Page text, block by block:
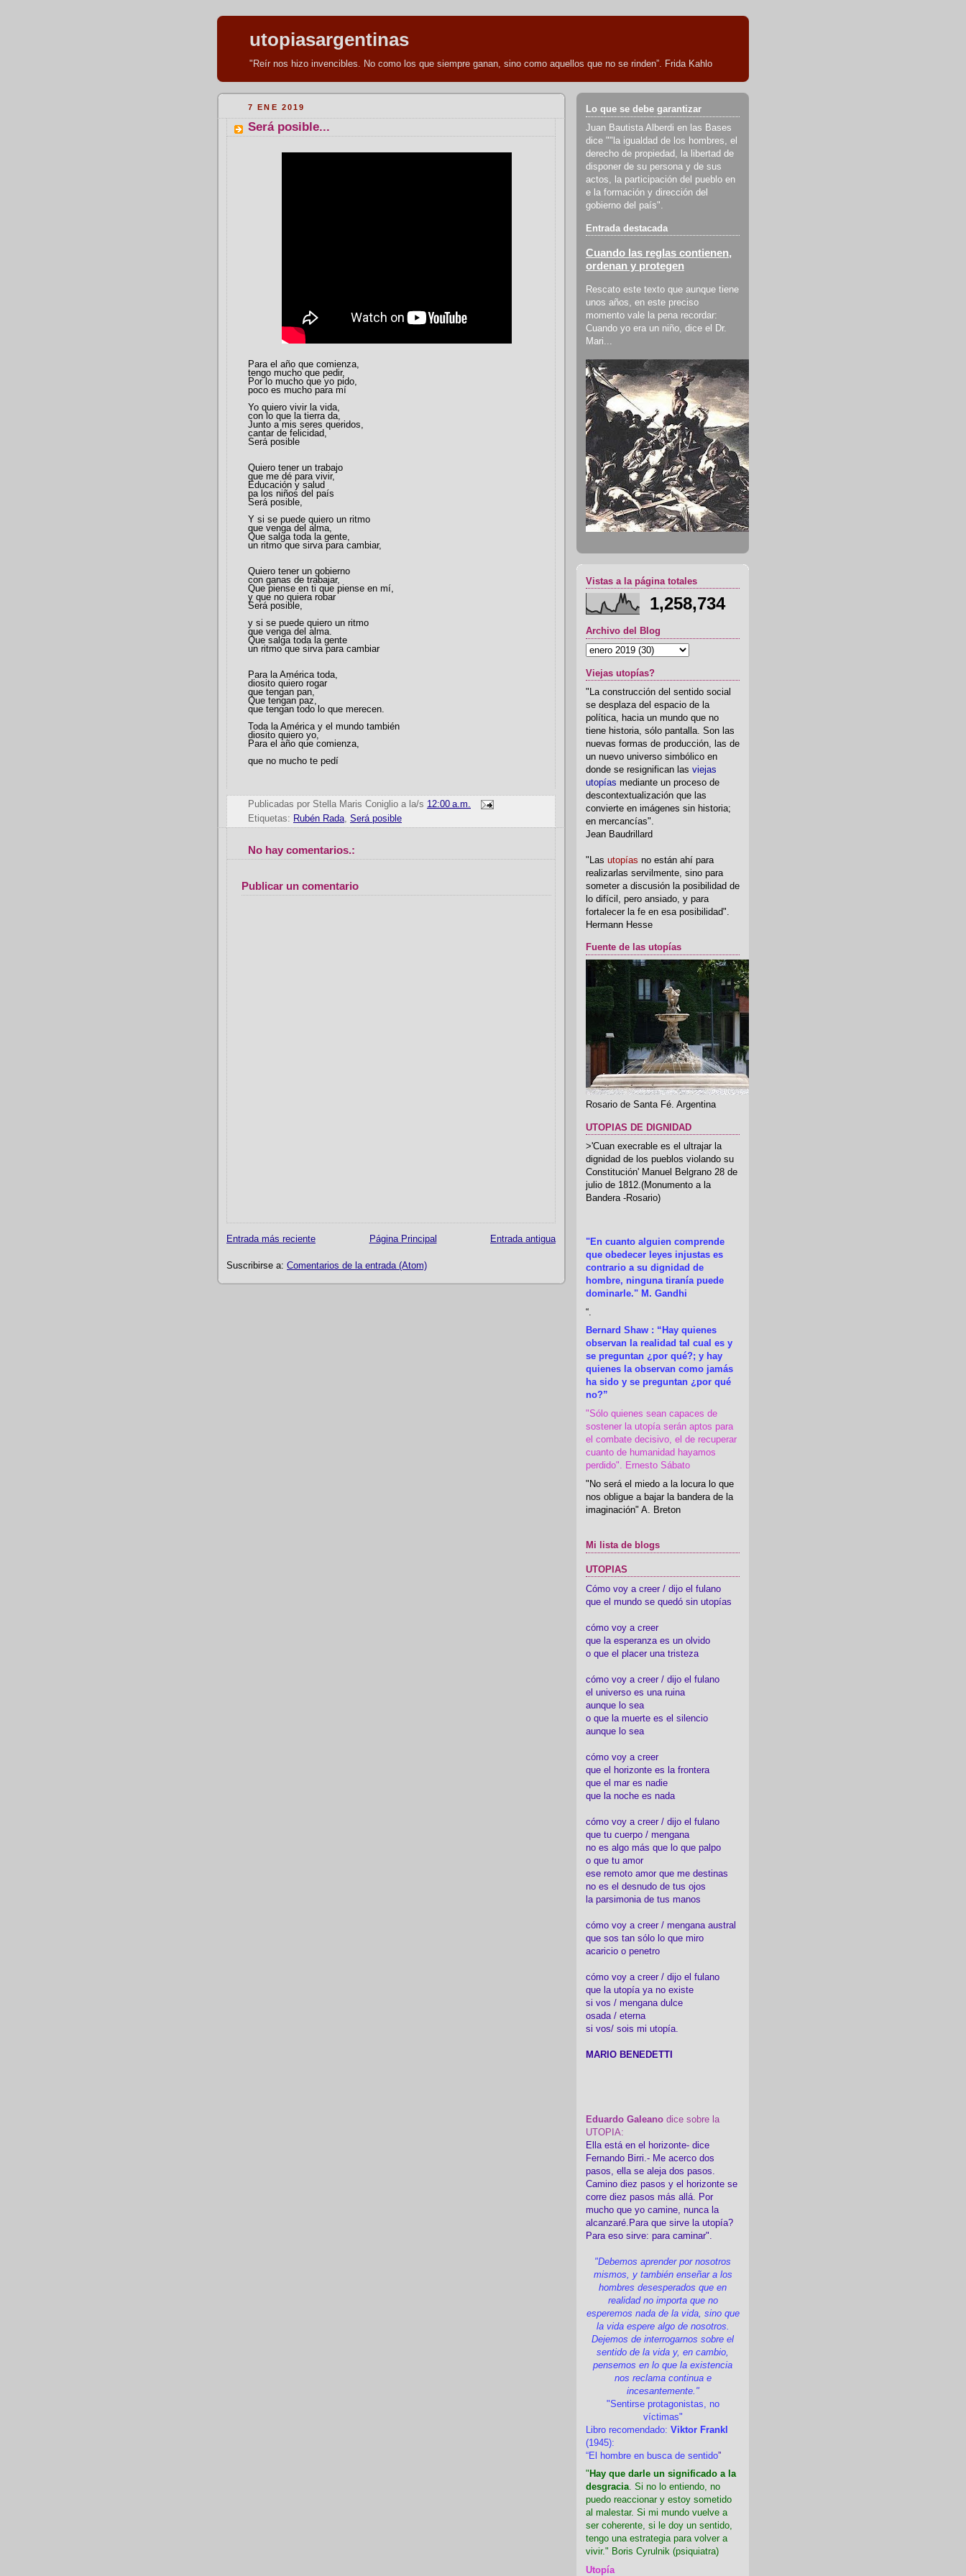
utopiasargentinas
"Reír nos hizo invencibles. No como los que siempre ganan, sino como aquellos que no se rinden”. Frida Kahlo
7 ENE 2019
Será posible...
Para el año que comienza,
tengo mucho que pedir,
Por lo mucho que yo pido,
poco es mucho para mí
Yo quiero vivir la vida,
con lo que la tierra da,
Junto a mis seres queridos,
cantar de felicidad,
Será posible
Quiero tener un trabajo
que me dé para vivir,
Educación y salud
pa los niños del país
Será posible,
Y si se puede quiero un ritmo
que venga del alma,
Que salga toda la gente,
un ritmo que sirva para cambiar,
Quiero tener un gobierno
con ganas de trabajar,
Que piense en ti que piense en mí,
y que no quiera robar
Será posible,
y si se puede quiero un ritmo
que venga del alma.
Que salga toda la gente
un ritmo que sirva para cambiar
Para la América toda,
diosito quiero rogar
que tengan pan,
Que tengan paz,
que tengan todo lo que merecen.
Toda la América y el mundo también
diosito quiero yo,
Para el año que comienza,
que no mucho te pedí
Publicadas por Stella Maris Coniglio a la/s 12:00 a.m.
Etiquetas: Rubén Rada, Será posible
No hay comentarios.:
Publicar un comentario
Entrada más reciente Entrada antigua
Página Principal
Suscribirse a: Comentarios de la entrada (Atom)
Lo que se debe garantizar
Juan Bautista Alberdi en las Bases
dice ""la igualdad de los hombres, el
derecho de propiedad, la libertad de
disponer de su persona y de sus
actos, la participación del pueblo en
e la formación y dirección del
gobierno del país".
Entrada destacada
Cuando las reglas contienen,
ordenan y protegen
Rescato este texto que aunque tiene
unos años, en este preciso
momento vale la pena recordar:
Cuando yo era un niño, dice el Dr.
Mari...
Vistas a la página totales
1,258,734
Archivo del Blog
Viejas utopías?
"La construcción del sentido social
se desplaza del espacio de la
política, hacia un mundo que no
tiene historia, sólo pantalla. Son las
nuevas formas de producción, las de
un nuevo universo simbólico en
donde se resignifican las viejas
utopías mediante un proceso de
descontextualización que las
convierte en imágenes sin historia;
en mercancías".
Jean Baudrillard
"Las utopías no están ahí para
realizarlas servilmente, sino para
someter a discusión la posibilidad de
lo difícil, pero ansiado, y para
fortalecer la fe en esa posibilidad".
Hermann Hesse
Fuente de las utopías
Rosario de Santa Fé. Argentina
UTOPIAS DE DIGNIDAD
>'Cuan execrable es el ultrajar la
dignidad de los pueblos violando su
Constitución' Manuel Belgrano 28 de
julio de 1812.(Monumento a la
Bandera -Rosario)
"En cuanto alguien comprende
que obedecer leyes injustas es
contrario a su dignidad de
hombre, ninguna tiranía puede
dominarle." M. Gandhi
“.
Bernard Shaw : “Hay quienes
observan la realidad tal cual es y
se preguntan ¿por qué?; y hay
quienes la observan como jamás
ha sido y se preguntan ¿por qué
no?”
"Sólo quienes sean capaces de
sostener la utopía serán aptos para
el combate decisivo, el de recuperar
cuanto de humanidad hayamos
perdido". Ernesto Sábato
"No será el miedo a la locura lo que
nos obligue a bajar la bandera de la
imaginación" A. Breton
Mi lista de blogs
UTOPIAS
Cómo voy a creer / dijo el fulano
que el mundo se quedó sin utopías
cómo voy a creer
que la esperanza es un olvido
o que el placer una tristeza
cómo voy a creer / dijo el fulano
el universo es una ruina
aunque lo sea
o que la muerte es el silencio
aunque lo sea
cómo voy a creer
que el horizonte es la frontera
que el mar es nadie
que la noche es nada
cómo voy a creer / dijo el fulano
que tu cuerpo / mengana
no es algo más que lo que palpo
o que tu amor
ese remoto amor que me destinas
no es el desnudo de tus ojos
la parsimonia de tus manos
cómo voy a creer / mengana austral
que sos tan sólo lo que miro
acaricio o penetro
cómo voy a creer / dijo el fulano
que la utopía ya no existe
si vos / mengana dulce
osada / eterna
si vos/ sois mi utopía.
MARIO BENEDETTI
Eduardo Galeano dice sobre la
UTOPIA:
Ella está en el horizonte- dice
Fernando Birri.- Me acerco dos
pasos, ella se aleja dos pasos.
Camino diez pasos y el horizonte se
corre diez pasos más allá. Por
mucho que yo camine, nunca la
alcanzaré.Para que sirve la utopía?
Para eso sirve: para caminar".
"Debemos aprender por nosotros
mismos, y también enseñar a los
hombres desesperados que en
realidad no importa que no
esperemos nada de la vida, sino que
la vida espere algo de nosotros.
Dejemos de interrogarnos sobre el
sentido de la vida y, en cambio,
pensemos en lo que la existencia
nos reclama continua e
incesantemente."
"Sentirse protagonistas, no
víctimas"
Libro recomendado: Viktor Frankl
(1945):
“El hombre en busca de sentido”
" Hay que darle un significado a la
desgracia. Si no lo entiendo, no
puedo reaccionar y estoy sometido
al malestar. Si mi mundo vuelve a
ser coherente, si le doy un sentido,
tengo una estrategia para volver a
vivir." Boris Cyrulnik (psiquiatra)
Utopía